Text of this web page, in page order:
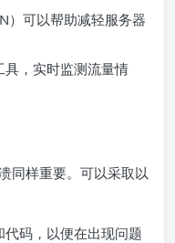
）可以帮助减轻服务器
具，实时监测流量情
同样重要。可以采取以
代码，以便在出现问题